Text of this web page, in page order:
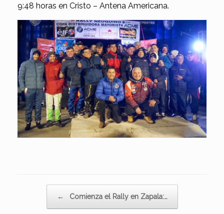
9:48 horas en Cristo – Antena Americana.
← Comienza el Rally en Zapala:…